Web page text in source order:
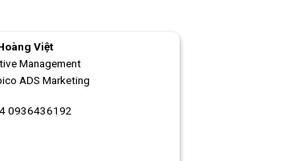
Việt
Management
ADS Marketing
0936436192